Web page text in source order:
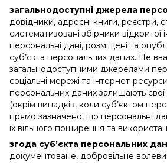
загальнодоступні джерела
довідники, адресні книги, реєстри,
систематизовані збірники відкритої
персональні дані, розміщені та
суб’єкта персональних даних. Не
загальнодоступними джерелами
соціальні мережі та інтернет-
персональних даних залишають свої
(окрім випадків, коли суб’єктом
прямо зазначено, що персональні
їх вільного поширення та
згода суб’єкта персональних
документоване, добровільне